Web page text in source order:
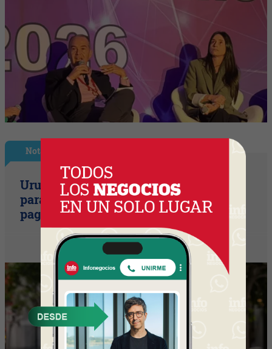
Nota Principal
Uruguay empieza a discutir las reglas
para una movilidad autónoma (¿Quién
paga si el auto sin conductor choca?)